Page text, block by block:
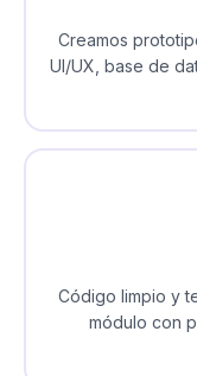
Creamos
UI/UX, base de
Código limpio y
módulo con